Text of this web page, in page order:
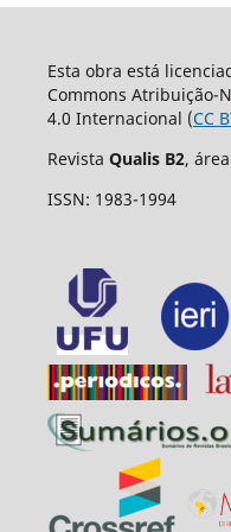
Esta obra está
Commons Atribuição-
4.0 Internacional (CC
Revista Qualis B2,
ISSN: 1983-1994